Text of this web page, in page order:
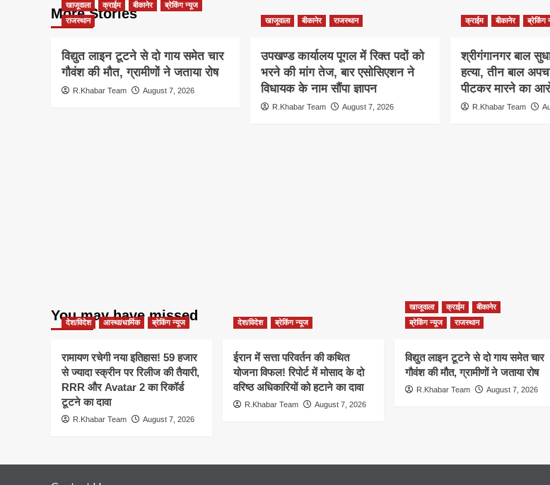
More Stories
खाजूवाला क्राईम बीकानेर
ब्रेकिंग न्यूज
राजस्थान
विद्युत लाइन टूटने से दो गाय समेत चार
गौवंश की मौत, ग्रामीणों ने जताया रोष
R.Khabar Team August 7, 2026
खाजूवाला बीकानेर राजस्थान
उपखण्ड कार्यालय पूगल में रिक्त पदों को
भरने की मांग तेज, बार एसोसिएशन ने
विधायक के नाम सौंपा ज्ञापन
R.Khabar Team August 7, 2026
क्राईम बीकानेर ब्रेकिंग
श्रीगंगानगर बाल
हत्या, तीन बाल
पीटकर मारने का
R.Khabar Team
You may have missed
देश/विदेश आस्था/धार्मिक ब्रेकिंग न्यूज
रामायण रचेगी नया इतिहास! 59 हजार
से ज्यादा स्क्रीन पर रिलीज की तैयारी,
RRR और Avatar 2 का रिकॉर्ड
टूटने का दावा
R.Khabar Team August 7, 2026
देश/विदेश ब्रेकिंग न्यूज
ईरान में सत्ता परिवर्तन की कथित
योजना विफल! रिपोर्ट में मोसाद के दो
वरिष्ठ अधिकारियों को हटाने का दावा
R.Khabar Team August 7, 2026
खाजूवाला क्राईम
बीकानेर
ब्रेकिंग न्यूज
राजस्थान
विद्युत लाइन टूटने से दो गाय समेत चार
गौवंश की मौत, ग्रामीणों ने जताया रोष
R.Khabar Team August 7, 2026